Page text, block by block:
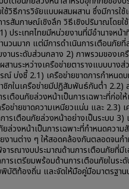
วิธีการวิจัยแบบผสมผสาน ซึ่งมีการใช้
ารสัมภาษณ์เชิงลึก วิธีเชิงปริมาณโดย
ประเทศไทยมีหน่วยงานที่มีอำนาจหน้
นวนมาก แต่มีการดำเนินการเตือนภัย
านระดับส่วนกลาง 2) ภาพรวมของเค
านระหว่างเครือข่ายตารางแบบบางส่
ณ์ บ่งชี้ 2.1) เครือข่ายขาดการกำหนด
ชิกในเครือข่ายมีปฏิสัมพันธ์กันต่ำ 2.2)
เตือนภัยล่วงหน้าเป็นการเฉพาะที่ก่อให้
ข่ายขาดความเหนียวแน่น และ 2.3) เ
รเตือนภัยล่วงหน้าอย่างเป็นระบบ 3)
ล่วงหน้าเป็นการเฉพาะที่กำหนดความ
งานต่าง ๆ ให้สอดคล้องกันตลอดจนก
ารณางบประมาณด้านการเตือนภัยที่มี
ารเตรียมพร้อมด้านการเตือนภัยในระ
บัติท้องถิ่น และจัดให้มือคู่มือมาตรฐา